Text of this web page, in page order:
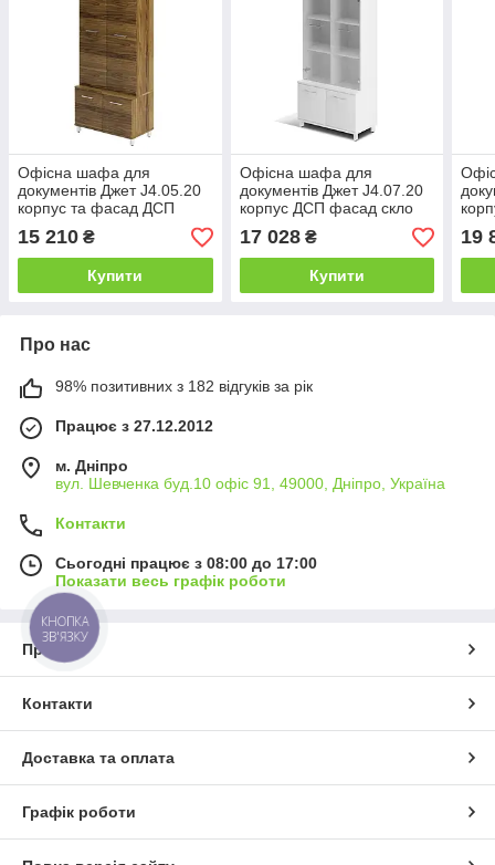
Офісна шафа для
документів Джет J4.05.20
корпус та фасад ДСП
висота 1954 мм
(MConcept-ТМ)
15 210 ₴
Купити
Офісна шафа для
документів Джет J4.07.20
корпус ДСП фасад скло
висота 1954 мм
(MConcept-ТМ)
17 028₴
Купити
19
Про нас
98% позитивних з 182 відгуків за рік
Працює з 27.12.2012
м. Дніпро
вул. Шевченка буд.10 офіс 91, 49000, Дніпро, Україна
Контакти
Сьогодні працює з 08:00 до 17:00
Показати весь графік роботи
Про нас
Контакти
Доставка та оплата
Графік роботи
КНОПКА
ЗВ'ЯЗКУ